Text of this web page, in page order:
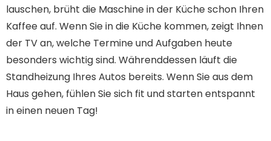
lauschen, brüht die Maschine in der Küche schon Ihren
Kaffee auf. Wenn Sie in die Küche kommen, zeigt Ihnen
der TV an, welche Termine und Aufgaben heute
besonders wichtig sind. Währenddessen läuft die
Standheizung Ihres Autos bereits. Wenn Sie aus dem
Haus gehen, fühlen Sie sich fit und starten entspannt
in einen neuen Tag!